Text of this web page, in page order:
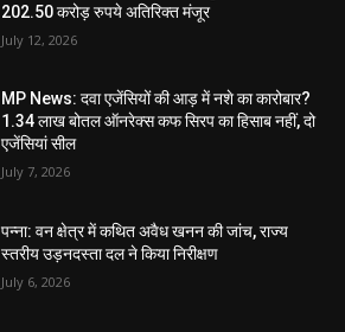
202.50 करोड़ रुपये अतिरिक्त मंजूर
July 12, 2026
MP News: दवा एजेंसियों की आड़ में नशे का कारोबार?
1.34 लाख बोतल ऑनरेक्स कफ सिरप का हिसाब नहीं, दो
एजेंसियां सील
July 7, 2026
पन्ना: वन क्षेत्र में कथित अवैध खनन की जांच, राज्य
स्तरीय उड़नदस्ता दल ने किया निरीक्षण
July 6, 2026